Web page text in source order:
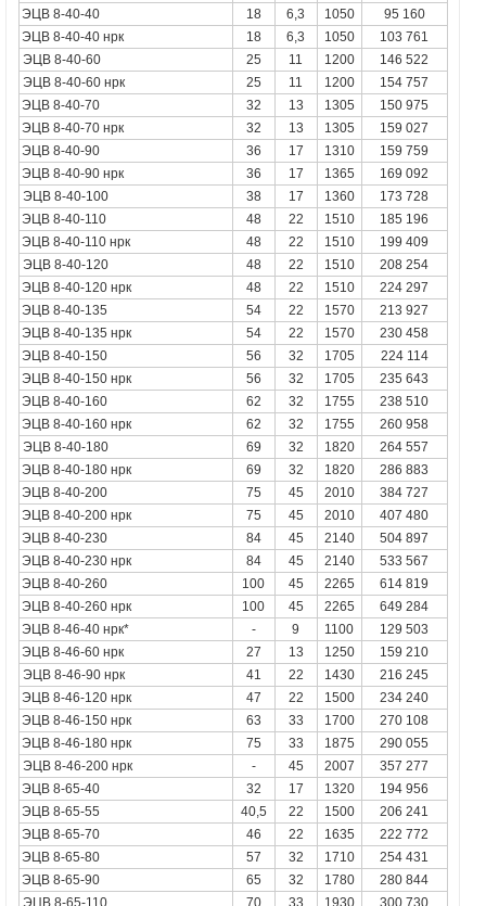
ЭЦВ 8-40-40
18 6,3 1050
95 160
ЭЦВ 8-40-40 нрк
18 6,3 1050
103 761
ЭЦВ 8-40-60
25 11 1200
146 522
ЭЦВ 8-40-60нрк 25 11 1200
154 757
ЭЦВ 8-40-70
32 13 1305
150 975
ЭЦВ 8-40-70 нрк
32 13 1305
159 027
ЭЦВ 8-40-90
36 17 1310
159 759
ЭЦВ 8-40-90 нрк
36 17 1365
169 092
ЭЦВ 8-40-100
38 17 1360
173 728
ЭЦВ 8-40-110
48 22 1510
185 196
ЭЦВ 8-40-110 нрк
48 22 1510
199 409
ЭЦВ 8-40-120
48 22 1510
208 254
ЭЦВ 8-40-120 нрк
48 22 1510
224 297
ЭЦВ 8-40-135
54 22 1570
213 927
ЭЦВ 8-40-135 нрк
54 22 1570
230 458
ЭЦВ 8-40-150
56 32 1705
224 114
ЭЦВ 8-40-150 нрк
56 32 1705
235 643
ЭЦВ 8-40-160
62 32 1755
238 510
ЭЦВ 8-40-160 нрк
62 32 1755
260 958
ЭЦВ 8-40-180
69 32 1820
264 557
ЭЦВ 8-40-180 нрк
69 32 1820
286 883
ЭЦВ 8-40-200
75 45 2010
384 727
ЭЦВ 8-40-200 нрк
75 45 2010
407 480
ЭЦВ 8-40-230
84 45 2140
504 897
ЭЦВ 8-40-230 нрк
84 45 2140
533 567
ЭЦВ 8-40-260
100 45 2265
614 819
ЭЦВ 8-40-260 нрк
100 45 2265
649 284
ЭЦВ 8-46-40 нрк*
- 9 1100
129 503
ЭЦВ 8-46-60 нрк
27 13 1250
159 210
ЭЦВ 8-46-90нрк 41 22 1430
216 245
ЭЦВ 8-46-120 нрк
47 22 1500
234 240
ЭЦВ 8-46-150 нрк
63 33 1700
270 108
ЭЦВ 8-46-180 нрк
75 33 1875
290 055
ЭЦВ 8-46-200нрк - 45 2007
357 277
ЭЦВ 8-65-40
32 17 1320
194 956
ЭЦВ 8-65-55
40,5 22 1500
206 241
ЭЦВ 8-65-70
46 22 1635
222 772
ЭЦВ 8-65-80
57 32 1710
254 431
ЭЦВ 8-65-90
65 32 1780
280 844
ЭЦВ 8-65-110
70 33 1930 300 730